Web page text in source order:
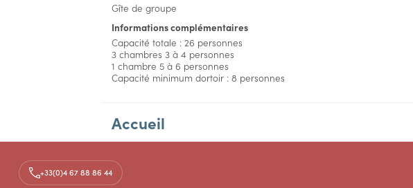
Gîte de groupe
Informations complémentaires
Capacité totale : 26 personnes
3 chambres 3 à 4 personnes
1 chambre 5 à 6 personnes
Capacité minimum dortoir : 8 personnes
Accueil
Aménagements
+33(0)4 67 88 86 44